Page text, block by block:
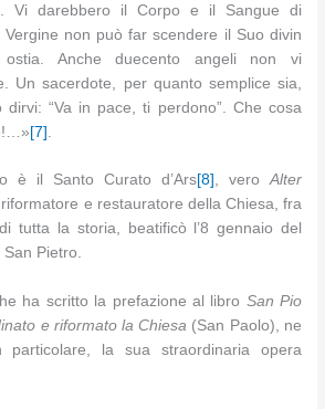
Vi darebbero il Corpo e il Sangue di
non può far scendere il Suo divin
Anche duecento angeli non vi
Un sacerdote, per quanto semplice sia,
“Va in pace, ti perdono”. Che cosa
[7]
è il Santo Curato d’Ars[8] , veroAlter
e restauratore della Chiesa, fra
tutta la storia, beatificò l’8 gennaio del
Pietro.
ha scritto la prefazione al libro San Pio
e riformato la Chiesa (San Paolo), ne
la sua straordinaria opera